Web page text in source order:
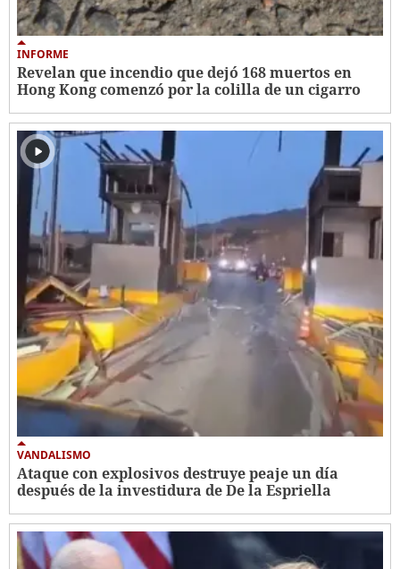
INFORME
Revelan que incendio que dejó 168 muertos en
Hong Kong comenzó por la colilla de un cigarro
VANDALISMO
Ataque con explosivos destruye peaje un día
después de la investidura de De la Espriella